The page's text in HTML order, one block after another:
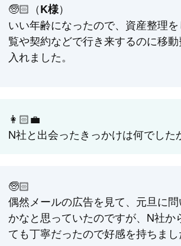
🧓🏻（K様）
いい年齢になったので、資産整理
覧や契約などで行き来するのに移
入れました。
👩🏻‍💼
N社と出会ったきっかけは何でした
🧓🏻
偶然メールの広告を見て、元旦に
かなと思っていたのですが、N社
ても丁寧だったので好感を持ちまし